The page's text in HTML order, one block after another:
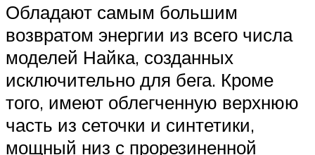
Обладают самым большим
возвратом энергии из всего числа
моделей Найка, созданных
исключительно для бега. Кроме
того, имеют облегченную верхнюю
часть из сеточки и синтетики,
мощный низ с прорезиненной